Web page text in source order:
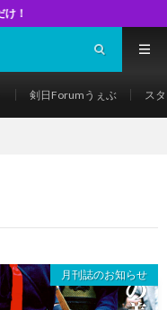
剣日Forumうぇぶ ス
月刊誌のお知らせ